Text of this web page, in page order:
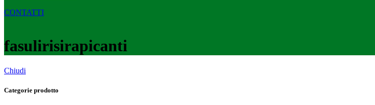
CONTATTI
fasulirisirapicanti
Chiudi
Categorie prodotto